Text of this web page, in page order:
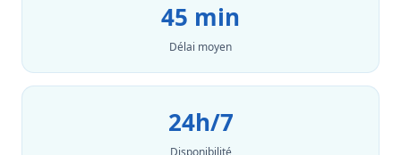
45 min
Délai moyen
24h/7
Disponibilité